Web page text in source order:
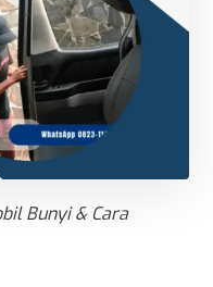
Bunyi & Cara